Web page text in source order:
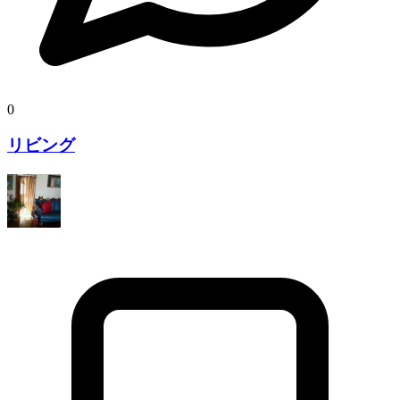
0
リビング